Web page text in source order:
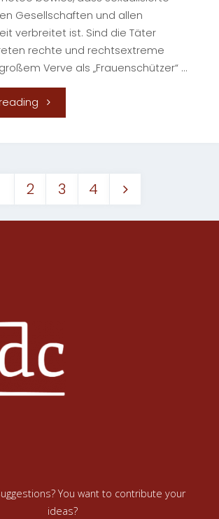
Kriegs?"
Gesellschaften und allen
verbreitet ist. Sind die Täter
rechte und rechtsextreme
Verve als „Frauenschützer“ …
"Rassismus
Sexualisierte
für
Rassismus
2 3 4
You want to contribute your
ideas?